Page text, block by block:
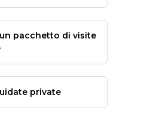
pacchetto di visite
private